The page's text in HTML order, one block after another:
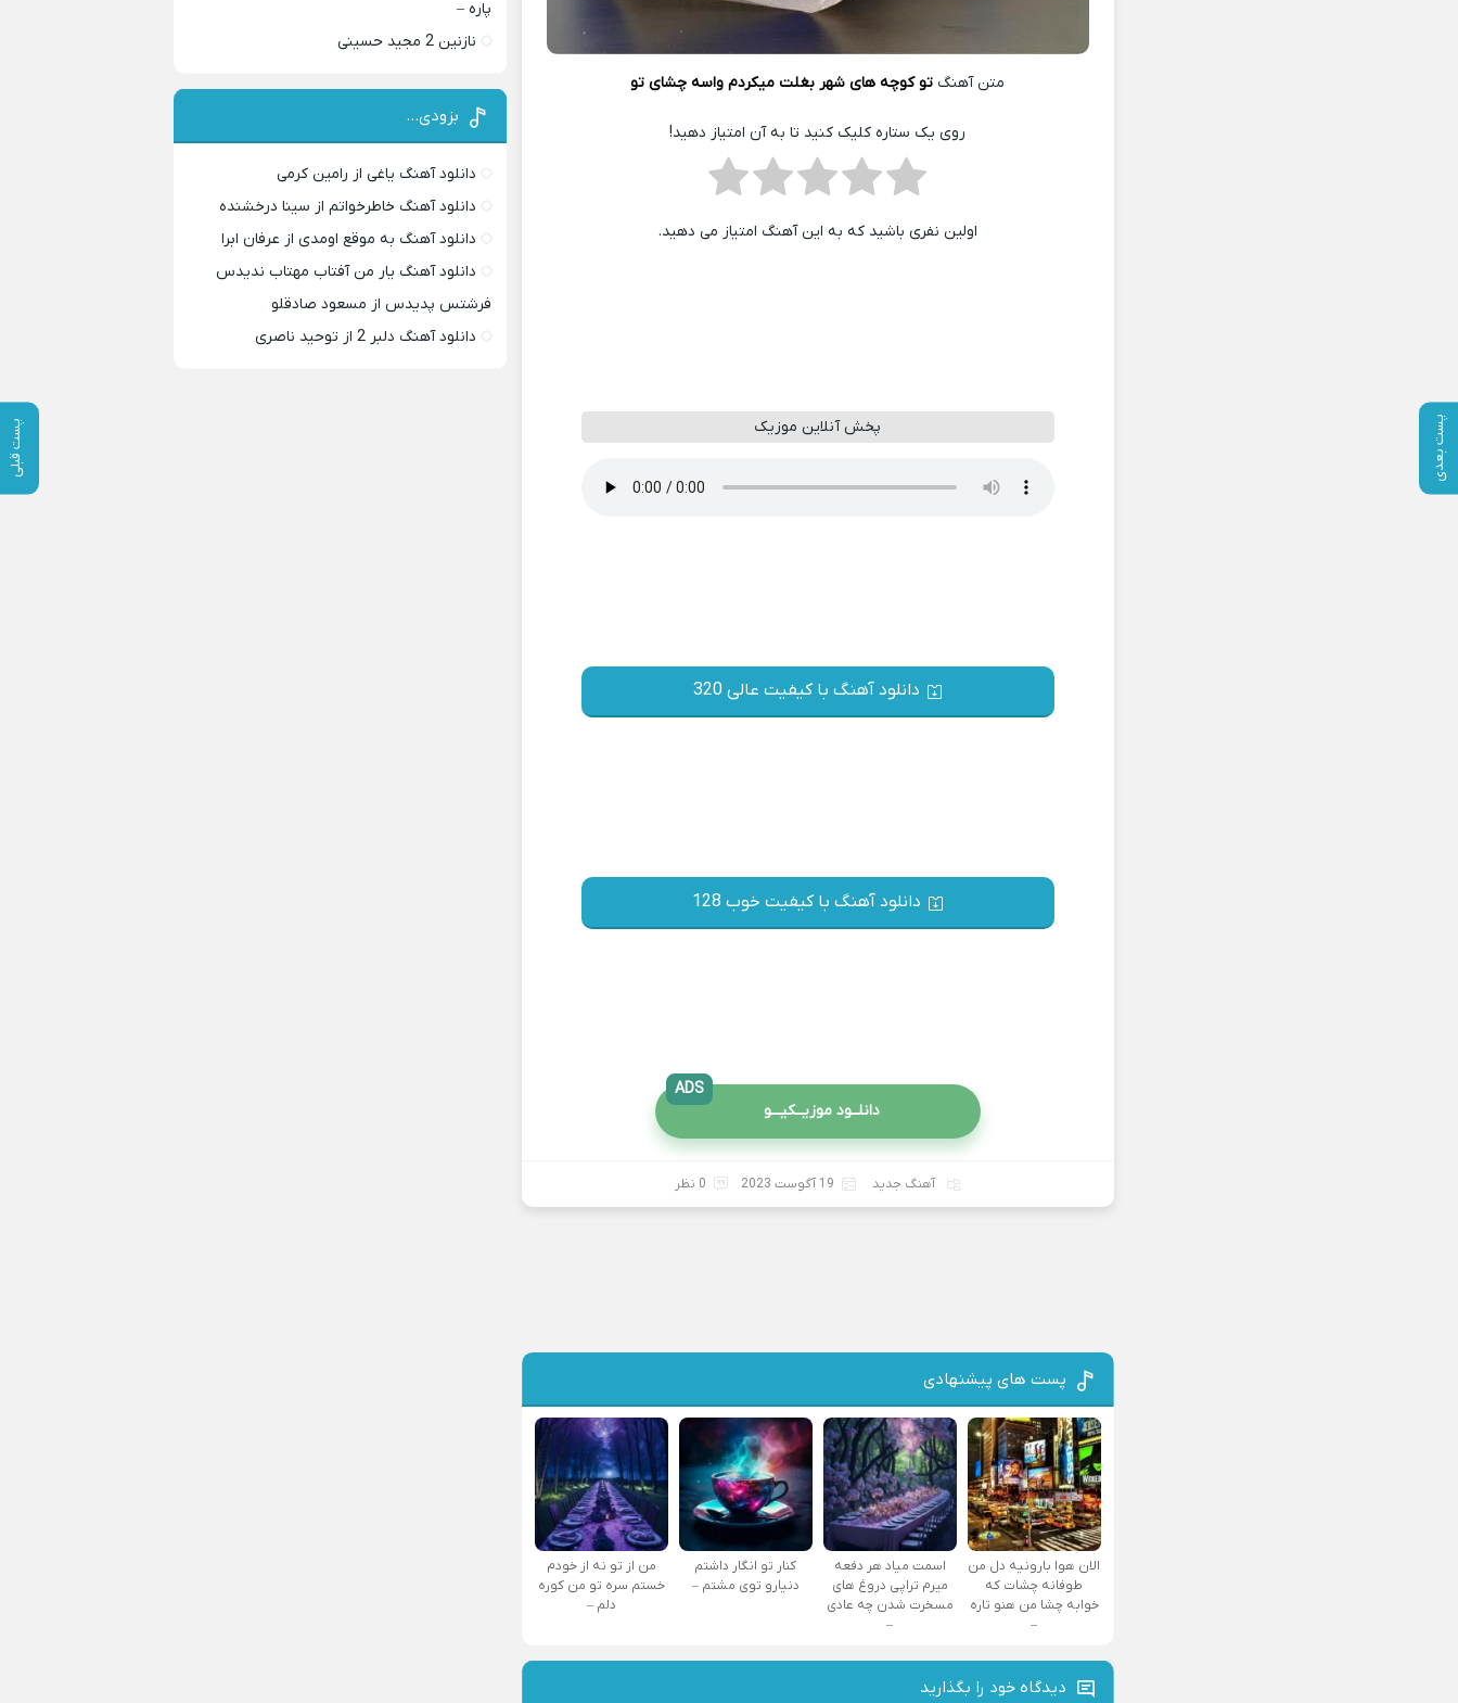
پست بعدی پست قبلی
متن آهنگ تو کوچه های شهر بغلت میکردم واسه چشای تو
روی یک ستاره کلیک کنید تا به آن امتیاز دهید!
اولین نفری باشید که به این آهنگ امتیاز می دهید.
پخش آنلاین موزیک
دانلود آهنگ با کیفیت عالی 320
دانلود آهنگ با کیفیت خوب 128
دانلــود موزیــکیـــو
ADS
آهنگ جدید 19 آگوست 2023 0 نظر
پست های پیشنهادی
الان هوا بارونیه دل من
طوفانه چشات که
خوابه چشا من هنو تاره
–
اسمت میاد هر دفعه
میرم تراپی دروغ‌ های
مسخرت شدن چه عادی
–
کنار تو انگار داشتم
دنیارو توی مشتم –
من از تو نه از خودم
خستم سره تو من کوره
دلم –
دیدگاه خود را بگذارید
پاره –
نازنین 2 مجید حسینی
بزودی…
دانلود آهنگ یاغی از رامین کرمی
دانلود آهنگ خاطرخواتم از سینا درخشنده
دانلود آهنگ به موقع اومدی از عرفان ابرا
دانلود آهنگ یار من آفتاب مهتاب ندیدس
فرشتس پدیدس از مسعود صادقلو
دانلود آهنگ دلبر 2 از توحید ناصری